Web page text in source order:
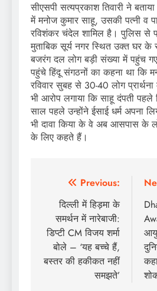
सीएसपी सत्यप्रकाश तिवारी ने
में मनोज कुमार साहू, उसकी पत्नी व
रविशंकर चंदेल शामिल है। पुलिस से
मुताबिक सूर्य नगर स्थित उक्त घर
बजरंग दल लोग बड़ी संख्या में पहुंच
पहुंचे हिंदू संगठनों का कहना था कि
रविवार सुबह से 30-40 लोग
भी आरोप लगाया कि साहू दंपती
साल पहले उन्होंने ईसाई धर्म अपना
भी दावा किया के वे अब आसपास के
के लिए कहते हैं।
Post
navigation
Previous:
दिल्ली में हिड़मा के
समर्थन में नारेबाजी:
डिप्टी CM विजय शर्मा
बोले – ‘यह बच्चे हैं,
बस्तर की हकीकत नहीं
समझते’
आयु